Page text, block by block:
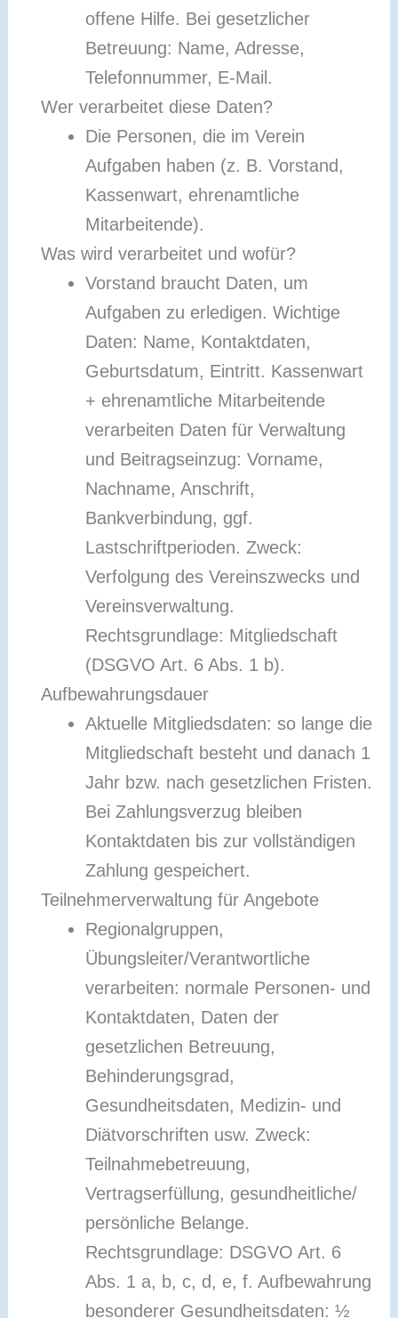
offene Hilfe. Bei gesetzlicher
Betreuung: Name, Adresse,
Telefonnummer, E-Mail.
Wer verarbeitet diese Daten?
Die Personen, die im Verein
Aufgaben haben (z. B. Vorstand,
Kassenwart, ehrenamtliche
Mitarbeitende).
Was wird verarbeitet und wofür?
Vorstand braucht Daten, um
Aufgaben zu erledigen. Wichtige
Daten: Name, Kontaktdaten,
Geburtsdatum, Eintritt. Kassenwart
+ ehrenamtliche Mitarbeitende
verarbeiten Daten für Verwaltung
und Beitragseinzug: Vorname,
Nachname, Anschrift,
Bankverbindung, ggf.
Lastschriftperioden. Zweck:
Verfolgung des Vereinszwecks und
Vereinsverwaltung.
Rechtsgrundlage: Mitgliedschaft
(DSGVO Art. 6 Abs. 1 b).
Aufbewahrungsdauer
Aktuelle Mitgliedsdaten: so lange die
Mitgliedschaft besteht und danach 1
Jahr bzw. nach gesetzlichen Fristen.
Bei Zahlungsverzug bleiben
Kontaktdaten bis zur vollständigen
Zahlung gespeichert.
Teilnehmerverwaltung für Angebote
Regionalgruppen,
Übungsleiter/Verantwortliche
verarbeiten: normale Personen- und
Kontaktdaten, Daten der
gesetzlichen Betreuung,
Behinderungsgrad,
Gesundheitsdaten, Medizin- und
Diätvorschriften usw. Zweck:
Teilnahmebetreuung,
Vertragserfüllung, gesundheitliche/
persönliche Belange.
Rechtsgrundlage: DSGVO Art. 6
Abs. 1 a, b, c, d, e, f. Aufbewahrung
besonderer Gesundheitsdaten: ½